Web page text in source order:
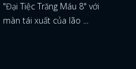
"Đại Tiệc Trăng Máu 8" với
màn tái xuất của lão ...